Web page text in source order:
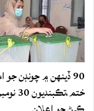
90 ڏينهن ۾ چونڊن